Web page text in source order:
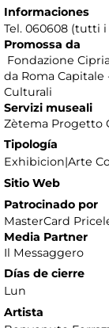
Informaciones
Tel. 060608 (tutti i
Promossa da
Fondazione
da Roma
Culturali
Servizi museali
Zètema Progetto
Tipología
Exhibicion|Arte
Sitio Web
Patrocinado por
MasterCard
Media Partner
Il Messaggero
Días de cierre
Lun
Artista